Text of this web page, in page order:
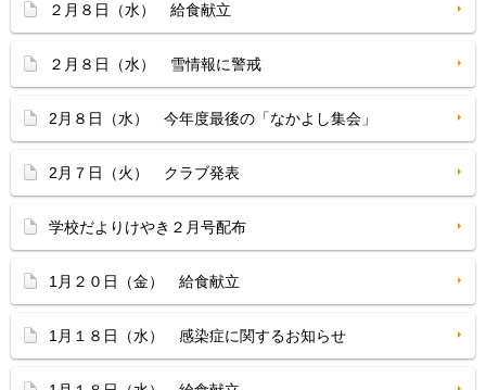
２月８日（水） 給食献立
２月８日（水） 雪情報に警戒
2月８日（水） 今年度最後の「なかよし集会」
2月７日（火） クラブ発表
学校だよりけやき２月号配布
1月２０日（金） 給食献立
1月１８日（水） 感染症に関するお知らせ